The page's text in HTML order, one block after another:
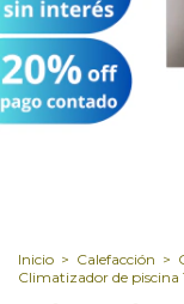
Inicio > Calefacción >
Climatizador de piscina